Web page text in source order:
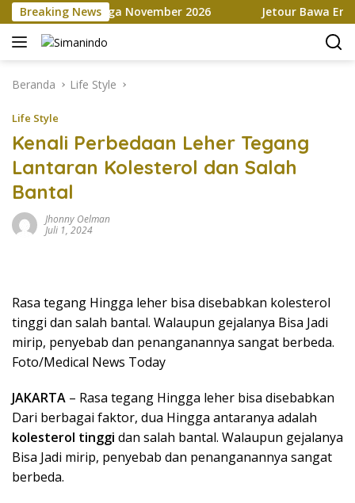
Langsung
ke
konten
Breaking News
hingga November 2026 Jetour Bawa Empat
Beranda Life Style
Life Style
Kenali Perbedaan Leher Tegang
Lantaran Kolesterol dan Salah
Bantal
Jhonny Oelman
Juli 1, 2024
Rasa tegang Hingga leher bisa disebabkan kolesterol
tinggi dan salah bantal. Walaupun gejalanya Bisa Jadi
mirip, penyebab dan penanganannya sangat berbeda.
Foto/Medical News Today
JAKARTA – Rasa tegang Hingga leher bisa disebabkan
Dari berbagai faktor, dua Hingga antaranya adalah
kolesterol tinggi dan salah bantal. Walaupun gejalanya
Bisa Jadi mirip, penyebab dan penanganannya sangat
berbeda.